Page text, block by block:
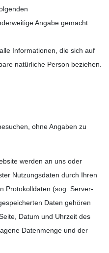
Angabe gemacht
Informationen, die sich auf
natürliche Person beziehen.
ohne Angaben zu
werden an uns oder
Nutzungsdaten durch Ihren
Protokolldaten (sog. Server-
Daten gehören
Datum und Uhrzeit des
Datenmenge und der